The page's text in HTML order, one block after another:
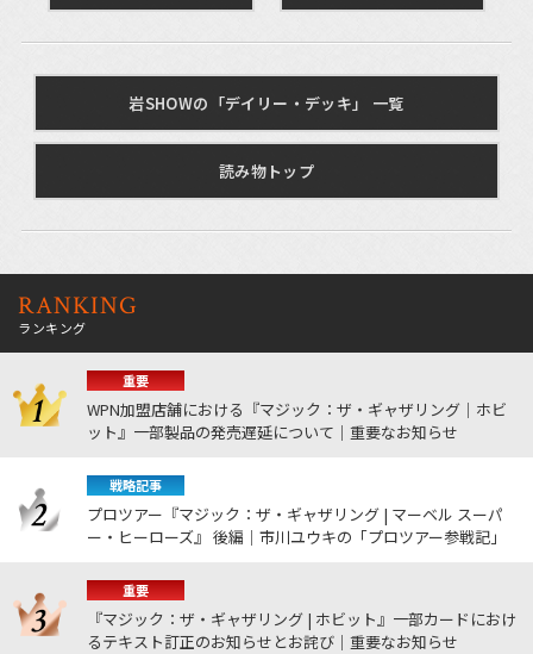
岩SHOWの「デイリー・デッキ」 一覧
読み物トップ
RANKING
ランキング
重要
WPN加盟店舗における『マジック：ザ・ギャザリング｜ホビ
ット』一部製品の発売遅延について｜重要なお知らせ
戦略記事
プロツアー『マジック：ザ・ギャザリング | マーベル スーパ
ー・ヒーローズ』 後編｜市川ユウキの「プロツアー参戦記」
重要
『マジック：ザ・ギャザリング | ホビット』一部カードにおけ
るテキスト訂正のお知らせとお詫び｜重要なお知らせ